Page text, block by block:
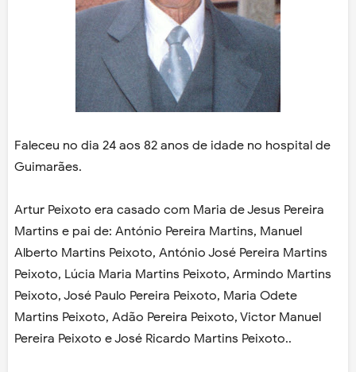
Faleceu no dia 24 aos 82 anos de idade no hospital de
Guimarães.
Artur Peixoto era casado com Maria de Jesus Pereira
Martins e pai de: António Pereira Martins, Manuel
Alberto Martins Peixoto, António José Pereira Martins
Peixoto, Lúcia Maria Martins Peixoto, Armindo Martins
Peixoto, José Paulo Pereira Peixoto, Maria Odete
Martins Peixoto, Adão Pereira Peixoto, Victor Manuel
Pereira Peixoto e José Ricardo Martins Peixoto..